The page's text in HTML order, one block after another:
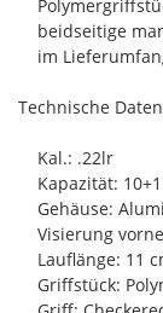
beidseitige
im
Technische
Kal.: .22lr
Kapazität: 10+1
Gehäuse:
Visierung
Lauflänge: 11
Griffstück: